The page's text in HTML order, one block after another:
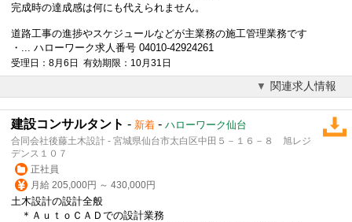
完成時の達成感は何にも代えられません。
道路工事の進捗やスケジュールなどが主業務の施工管理業務です
・... ハローワーク求人番号 04010-42924261
受理日：8月6日 有効期限：10月31日
関連求人情報
建設コンサルタント - 新着 - ハローワーク仙台
合同会社後藤土木設計 - 宮城県仙台市太白区中田５－１６－８ 旭レジ
デンス１０７
正社員
月給 205,000円 ～ 430,000円
土木設計の設計全般
＊ＡｕｔｏＣＡＤでの設計業務